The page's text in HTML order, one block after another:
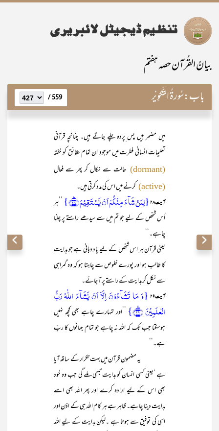
بیانُ القُرآن حصہ ہفتم
باب:سُورۃُ التَّکوِیْر 559 /
میں مضمر ہیں پس ِپردہ چلے جاتے ہیں۔ چنانچہ قرآنی
تعلیمات انسانی فطرت میں موجود ان تمام حقائق کو خفتہ
(dormant) حالت سے نکال کر پھر سے فعال
(active) کرنے میں اس کی مدد کرتی ہیں۔
آیت ۲۸ {لِمَنۡ شَآءَ مِنۡکُمۡ اَنۡ یَّسۡتَقِیۡمَ ﴿ؕ۲۸﴾}
’’ہر
اُس شخص کے لیے جو تم میں سے سیدھے راستے پر چلنا
چاہے۔‘‘
یعنی قرآن ہر اس شخص کے لیے یاد دہانی ہے جو ہدایت
کا طالب ہو اور پورے خلوص سے چاہتا ہو کہ وہ گمراہی
سے نکل کر ہدایت کے راستے پر آ جائے۔
آیت۲۹
{وَ مَا تَشَآءُوۡنَ اِلَّاۤ اَنۡ یَّشَآءَ اللّٰہُ رَبُّ
الۡعٰلَمِیۡنَ ﴿٪۲۹﴾}
’’اور تمہارے چاہے بھی کچھ نہیں
ہوسکتا جب تک کہ اللہ نہ چاہے جو تمام جہانوں کا ربّ
ہے۔‘‘
یہ مضمون قرآن میں بہت تکرار کے ساتھ آیا
ہے ‘یعنی کسی انسان کو ہدایت تبھی ملے گی جب وہ خود
بھی اس کے لیے ارادہ کرے اور پھر اللہ بھی اسے
ہدایت دینا چاہے۔ ظاہر ہے ہر کام اللہ ہی کے اذن اور
اسی کی توفیق سے ہوتا ہے ۔لیکن ہدایت کے لیے اللہ